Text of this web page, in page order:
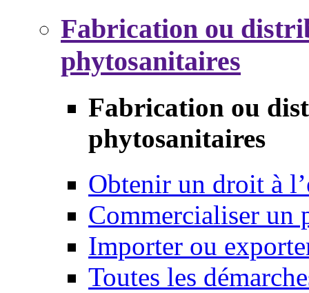
Fabrication ou
phytosanitaires
Fabrication ou
phytosanitaires
Obtenir un droit à
Commercialiser un
Importer ou
Toutes les